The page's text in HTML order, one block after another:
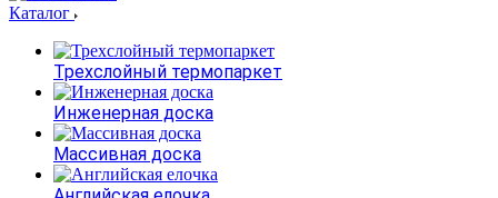
Каталог
Трехслойный термопаркет
Инженерная доска
Массивная доска